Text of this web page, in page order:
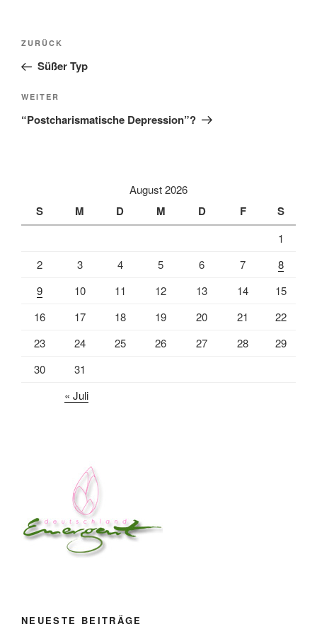
Beitragsnavigation
Vorheriger
Beitrag
ZURÜCK
Süßer Typ
Nächster
Beitrag
WEITER
“Postcharismatische Depression”?
August 2026
S M D M D F S
1
2
3 4 5 6 7
8
9
10 11 12 13 14
15
16
17 18 19 20 21
22
23
24 25 26 27 28
29
30
31
« Juli
NEUESTE BEITRÄGE